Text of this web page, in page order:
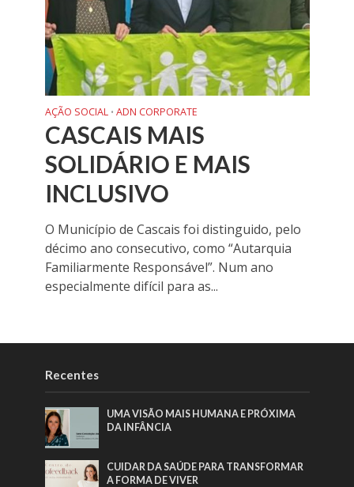
AÇÃO SOCIAL • ADN CORPORATE
CASCAIS MAIS
SOLIDÁRIO E MAIS
INCLUSIVO
O Município de Cascais foi distinguido, pelo
décimo ano consecutivo, como “Autarquia
Familiarmente Responsável”. Num ano
especialmente difícil para as...
Recentes
UMA VISÃO MAIS HUMANA E PRÓXIMA
DA INFÂNCIA
CUIDAR DA SAÚDE PARA TRANSFORMAR
A FORMA DE VIVER